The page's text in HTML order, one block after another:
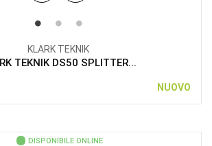
KLARK TEKNIK
TEKNIK DS50 SPLITTER...
NUOVO
DISPONIBILE ONLINE